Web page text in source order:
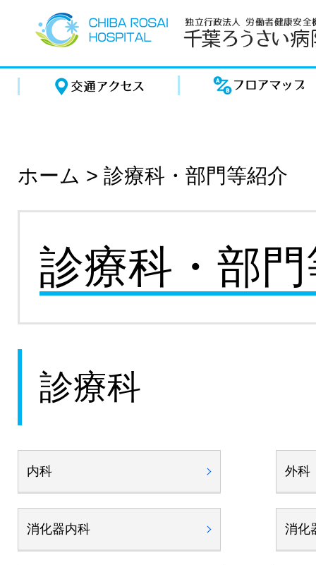
ホーム > 診療科・部門等紹介
診療科・部
診療科
内科
消化器内科
外科
消化